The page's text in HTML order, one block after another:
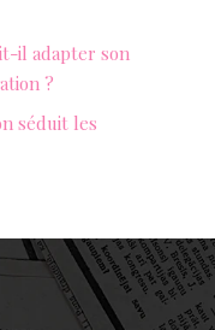
il adapter son
?
séduit les